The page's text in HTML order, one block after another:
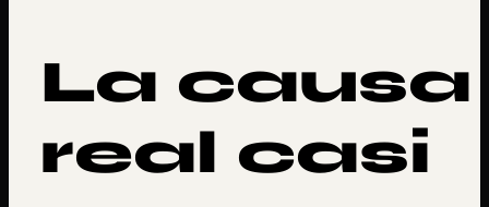
La causa
real casi